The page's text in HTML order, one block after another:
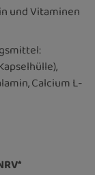
und Vitaminen
Calcium L-